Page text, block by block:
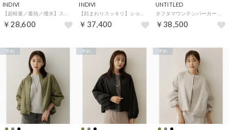
INDIVI
￥28,600
INDIVI
￥37,400
UNTITLED
￥38,500
予約 予約 予約